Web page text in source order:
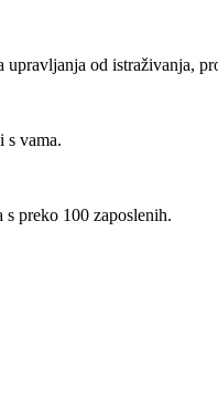
od istraživanja,
s vama.
preko 100 zaposlenih.